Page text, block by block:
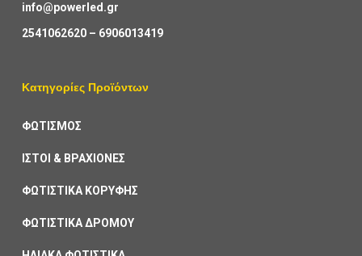
info@powerled.gr
2541062620– 6906013419
Κατηγορίες Προϊόντων
ΦΩΤΙΣΜΟΣ
ΙΣΤΟΙ & ΒΡΑΧΙΟΝΕΣ
ΦΩΤΙΣΤΙΚΑ ΚΟΡΥΦΗΣ
ΦΩΤΙΣΤΙΚΑ ΔΡΟΜΟΥ